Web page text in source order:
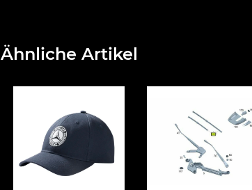
Ähnliche Artikel